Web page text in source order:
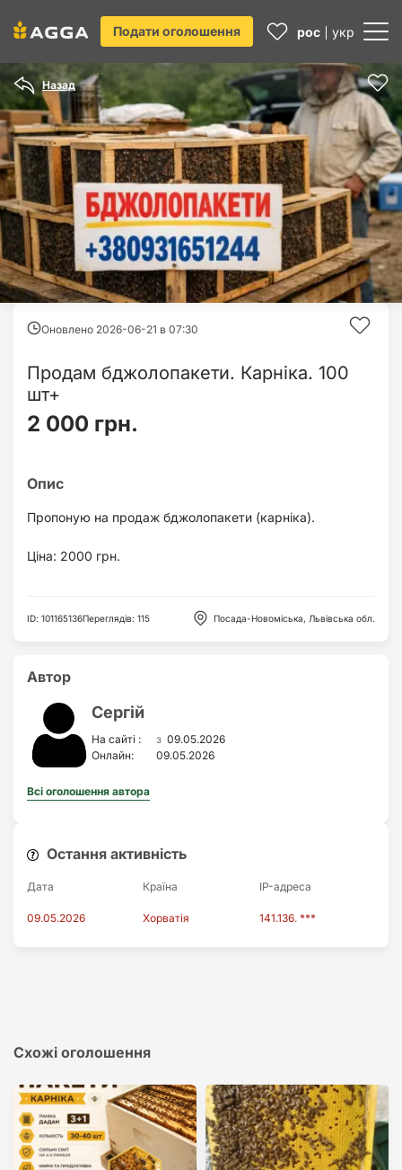
Подати оголошення рос укр
Назад
Оновлено 2026-06-21 в 07:30
Продам бджолопакети. Карніка. 100
шт+
2 000 грн.
Пропоную на продаж бджолопакети (карніка).
Ціна: 2000 грн.
ID: 101165136Переглядів: 115 Посада-Новоміська, Львівська обл.
Автор
Сергій
На сайті : з 09.05.2026
Онлайн:
09.05.2026
Всі оголошення автора
Остання активність
Дата Країна IP-адреса
09.05.2026 Хорватія 141.136. ***
Схожі оголошення